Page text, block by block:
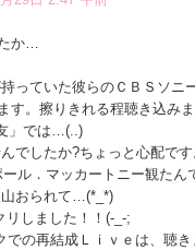
か…
っていた彼らのＣＢＳソニ
す。擦りきれる程聴き込み
」では…(..)
でしたか?ちょっと心配で
ル．マッカートニー観た
おられて…(*_*)
しました！！(-_-;
での再結成Ｌｉｖｅは、聴